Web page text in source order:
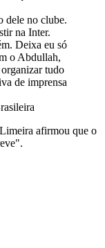
dele no clube.
na Inter.
Deixa eu só
o Abdullah,
tudo
de imprensa
afirmou que o